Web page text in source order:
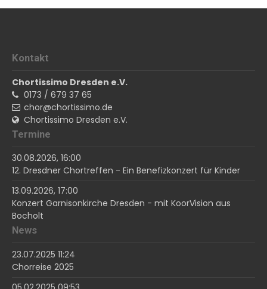
Kontakt
Chortissimo Dresden e.V.
0173 / 679 37 65
chor@chortissimo.de
Chortissimo Dresden e.V.
Termine
30.08.2026, 16:00
12. Dresdner Chortreffen - Ein Benefizkonzert für Kinder
13.09.2026, 17:00
Konzert Garnisonkirche Dresden - mit KoorVision aus
Bocholt
News
23.07.2025 11:24
Chorreise 2025